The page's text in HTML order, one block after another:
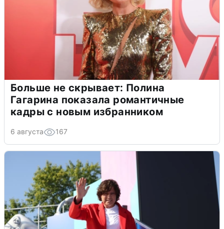
Больше не скрывает: Полина
Гагарина показала романтичные
кадры с новым избранником
6 августа 167